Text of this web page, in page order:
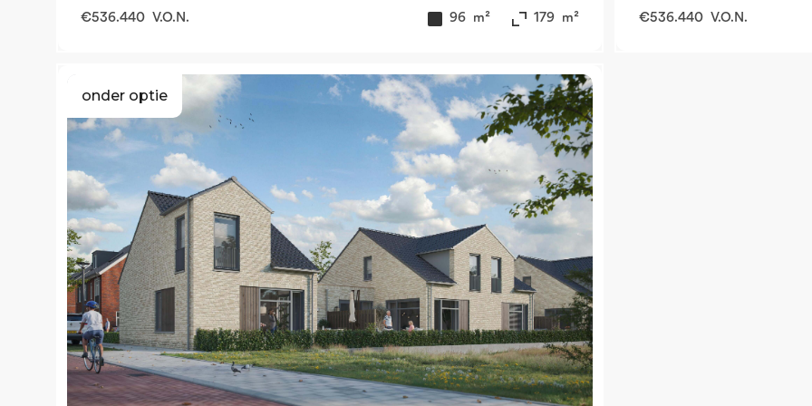
€536.440 V.O.N. 96 m² 179 m² €536.440 V.O.N.
onder optie